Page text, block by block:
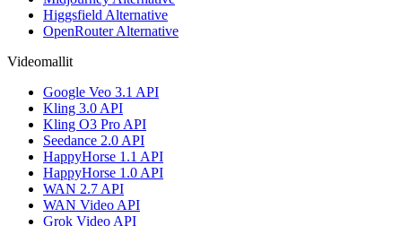
Higgsfield Alternative
OpenRouter Alternative
Videomallit
Google Veo 3.1 API
Kling 3.0 API
Kling O3 Pro API
Seedance 2.0 API
HappyHorse 1.1 API
HappyHorse 1.0 API
WAN 2.7 API
WAN Video API
Grok Video API